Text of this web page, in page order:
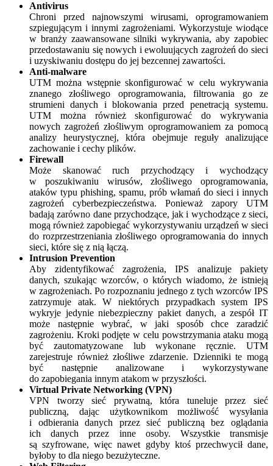
Antivirus
Chroni przed najnowszymi wirusami, oprogramowaniem
szpiegującym i innymi zagrożeniami. Wykorzystuje wiodące
w branży zaawansowane silniki wykrywania, aby zapobiec
przedostawaniu się nowych i ewoluujących zagrożeń do sieci
i uzyskiwaniu dostępu do jej bezcennej zawartości.
Anti-malware
UTM można wstępnie skonfigurować w celu wykrywania
znanego złośliwego oprogramowania, filtrowania go ze
strumieni danych i blokowania przed penetracją systemu.
UTM można również skonfigurować do wykrywania
nowych zagrożeń złośliwym oprogramowaniem za pomocą
analizy heurystycznej, która obejmuje reguły analizujące
zachowanie i cechy plików.
Firewall
Może skanować ruch przychodzący i wychodzący
w poszukiwaniu wirusów, złośliwego oprogramowania,
ataków typu phishing, spamu, prób włamań do sieci i innych
zagrożeń cyberbezpieczeństwa. Ponieważ zapory UTM
badają zarówno dane przychodzące, jak i wychodzące z sieci,
mogą również zapobiegać wykorzystywaniu urządzeń w sieci
do rozprzestrzeniania złośliwego oprogramowania do innych
sieci, które się z nią łączą.
Intrusion Prevention
Aby zidentyfikować zagrożenia, IPS analizuje pakiety
danych, szukając wzorców, o których wiadomo, że istnieją
w zagrożeniach. Po rozpoznaniu jednego z tych wzorców IPS
zatrzymuje atak. W niektórych przypadkach system IPS
wykryje jedynie niebezpieczny pakiet danych, a zespół IT
może następnie wybrać, w jaki sposób chce zaradzić
zagrożeniu. Kroki podjęte w celu powstrzymania ataku mogą
być zautomatyzowane lub wykonane ręcznie. UTM
zarejestruje również złośliwe zdarzenie. Dzienniki te mogą
być następnie analizowane i wykorzystywane
do zapobiegania innym atakom w przyszłości.
Virtual Private Networking (VPN)
VPN tworzy sieć prywatną, która tuneluje przez sieć
publiczną, dając użytkownikom możliwość wysyłania
i odbierania danych przez sieć publiczną bez oglądania
ich danych przez inne osoby. Wszystkie transmisje
są szyfrowane, więc nawet gdyby ktoś przechwycił dane,
byłoby to dla niego bezużyteczne.